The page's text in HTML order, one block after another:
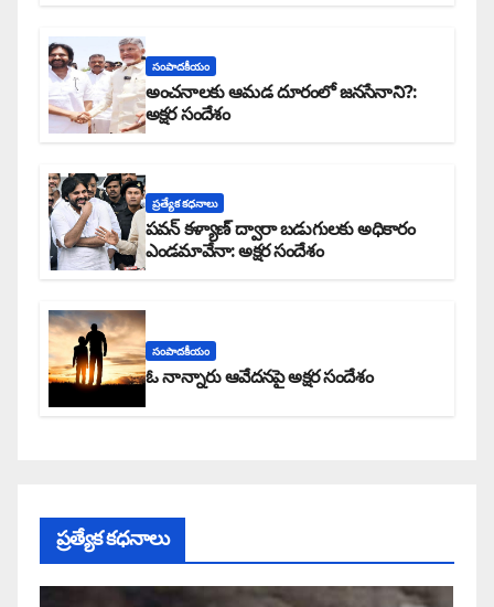
సంపాదకీయం
అంచనాలకు ఆమడ దూరంలో జనసేనాని?:
అక్షర సందేశం
ప్రత్యేక కధనాలు
పవన్ కళ్యాణ్ ద్వారా బడుగులకు అధికారం
ఎండమావేనా: అక్షర సందేశం
సంపాదకీయం
ఓ నాన్నారు ఆవేదనపై అక్షర సందేశం
ప్రత్యేక కధనాలు